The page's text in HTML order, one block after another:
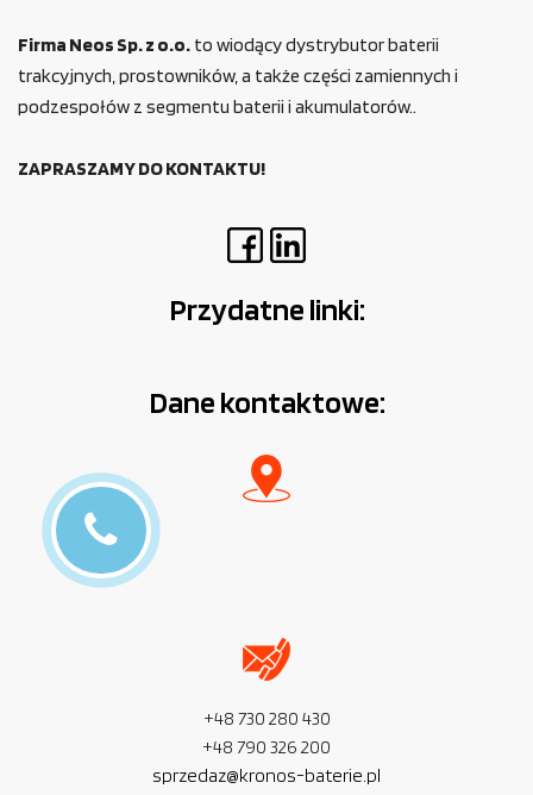
Firma Neos Sp. z o.o. to wiodący dystrybutor baterii
trakcyjnych, prostowników, a także części zamiennych i
podzespołów z segmentu baterii i akumulatorów..
ZAPRASZAMY DO KONTAKTU!
Przydatne linki:
Dane kontaktowe:
+48 730 280 430
+48 790 326 200
sprzedaz@kronos-baterie.pl